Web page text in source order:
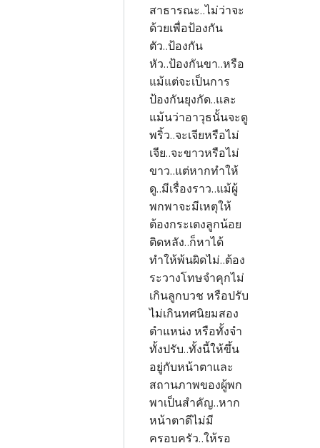
สาธารณะ..ไม่ว่าจะ
ด้วยเพื่อป้องกัน
ตัว..ป้องกัน
หัว..ป้องกันขา..หรือ
แม้แต่จะเป็นการ
ป้องกันยุงกัด..และ
แม้นว่าอาวุธนั้นจะดู
พริ้ว..จะเจียหรือไม่
เจีย..จะขาวหรือไม่
ขาว..แต่หากทำให้
ดู..มีเรื่องราว..แม้ผู้
พกพาจะมีเหตุให้
ต้องกระเตงลูกน้อย
ติดหลัง..ก็หาได้
ทำให้พ้นผิดไม่..ต้อง
ระวางโทษจำคุกไม่
เกินลูกบวช หรือปรับ
ไม่เกินทศนิยมสอง
ตำแหน่ง หรือทั้งจำ
ทั้งปรับ..ทั้งนี้ให้ขึ้น
อยู่กับหน้าตาและ
สถานภาพของผู้พก
พาเป็นสำคัญ..หาก
หน้าตาดีไม่มี
ครอบครัว..ให้รอ